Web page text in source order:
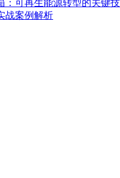
：可再生能源转型的关键
战案例解析